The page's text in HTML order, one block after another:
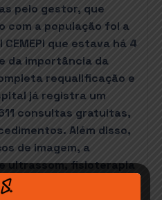
pelo gestor, que
com a população foi a
que estava há 4
da importância da
requalificação e
já registra um
consultas gratuitas,
Além disso,
de imagem, a
ultrassom, fisioterapia
a realização de